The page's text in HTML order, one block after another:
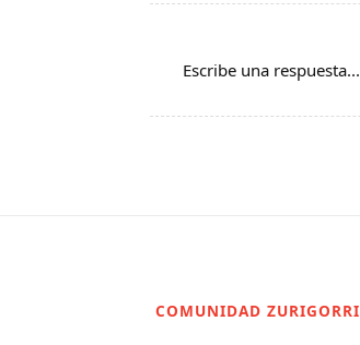
Escribe una respuesta...
COMUNIDAD ZURIGORRI